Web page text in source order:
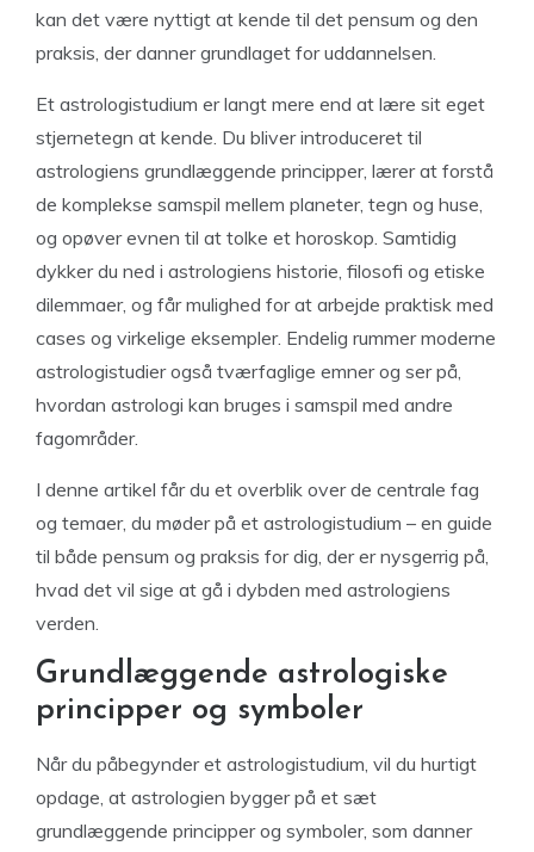
kan det være nyttigt at kende til det pensum og den
praksis, der danner grundlaget for uddannelsen.
Et astrologistudium er langt mere end at lære sit eget
stjernetegn at kende. Du bliver introduceret til
astrologiens grundlæggende principper, lærer at forstå
de komplekse samspil mellem planeter, tegn og huse,
og opøver evnen til at tolke et horoskop. Samtidig
dykker du ned i astrologiens historie, filosofi og etiske
dilemmaer, og får mulighed for at arbejde praktisk med
cases og virkelige eksempler. Endelig rummer moderne
astrologistudier også tværfaglige emner og ser på,
hvordan astrologi kan bruges i samspil med andre
fagområder.
I denne artikel får du et overblik over de centrale fag
og temaer, du møder på et astrologistudium – en guide
til både pensum og praksis for dig, der er nysgerrig på,
hvad det vil sige at gå i dybden med astrologiens
verden.
Grundlæggende astrologiske
principper og symboler
Når du påbegynder et astrologistudium, vil du hurtigt
opdage, at astrologien bygger på et sæt
grundlæggende principper og symboler, som danner